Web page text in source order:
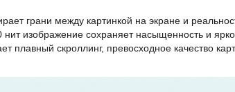
грани между картинкой на экране и
изображение сохраняет насыщенность и
скроллинг, превосходное качество